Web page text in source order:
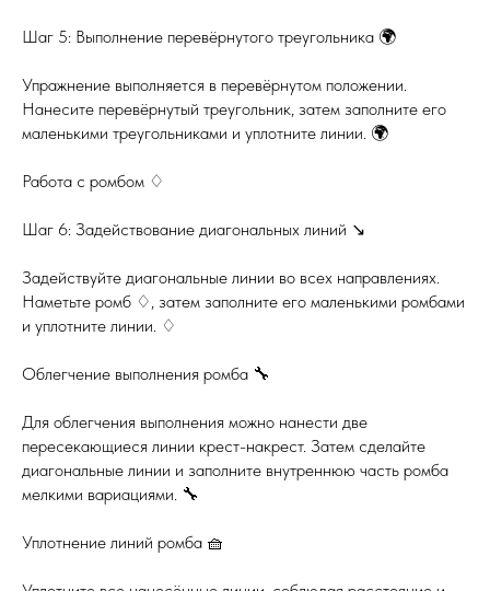
Шаг 5: Выполнение перевёрнутого треугольника 🌍
Упражнение выполняется в перевёрнутом положении.
Нанесите перевёрнутый треугольник, затем заполните его
маленькими треугольниками и уплотните линии. 🌍
Работа с ромбом ♢
Шаг 6: Задействование диагональных линий ↘️
Задействуйте диагональные линии во всех направлениях.
Наметьте ромб ♢, затем заполните его маленькими ромбами
и уплотните линии. ♢
Облегчение выполнения ромба 🔧
Для облегчения выполнения можно нанести две
пересекающиеся линии крест-накрест. Затем сделайте
диагональные линии и заполните внутреннюю часть ромба
мелкими вариациями. 🔧
Уплотнение линий ромба 🧺